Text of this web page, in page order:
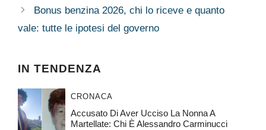
Bonus benzina 2026, chi lo riceve e quanto
vale: tutte le ipotesi del governo
IN TENDENZA
CRONACA
Accusato Di Aver Ucciso La Nonna A
Martellate: Chi È Alessandro Carminucci